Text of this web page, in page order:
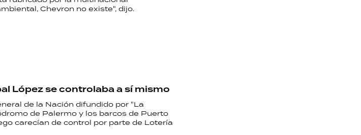
Chevron no existe", dijo.
López se controlaba a sí mismo
de la Nación difundido por "La
de Palermo y los barcos de Puerto
carecían de control por parte de Lotería